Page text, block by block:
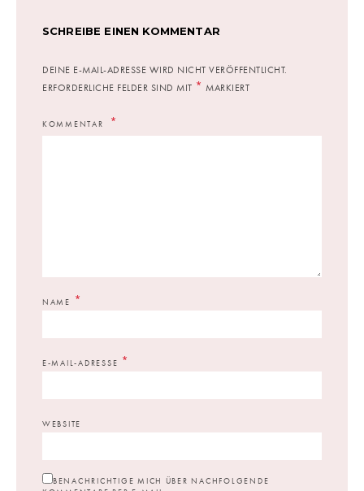
SCHREIBE EINEN KOMMENTAR
DEINE E-MAIL-ADRESSE WIRD NICHT VERÖFFENTLICHT.
ERFORDERLICHE FELDER SIND MIT * MARKIERT
KOMMENTAR
NAME *
E-MAIL-ADRESSE *
WEBSITE
BENACHRICHTIGE MICH ÜBER NACHFOLGENDE